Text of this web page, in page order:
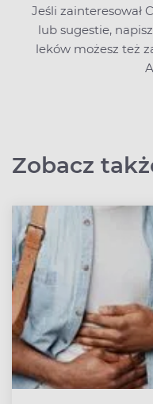
Jeśli zainteresował
lub sugestie,
leków możesz też
Zobacz